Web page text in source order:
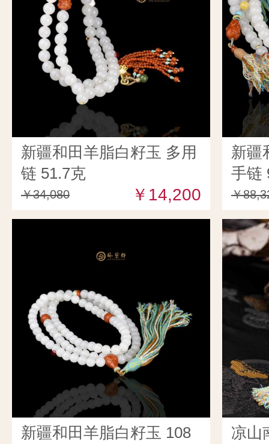
新疆和田羊脂白籽玉 多用
链 51.7克
￥34,080 ￥14,200
新疆
手链
￥
新疆和田羊脂白籽玉 108
凉山